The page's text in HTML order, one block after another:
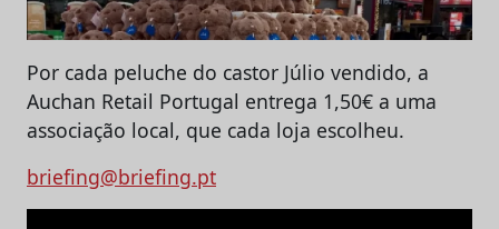
Por cada peluche do castor Júlio vendido, a
Auchan Retail Portugal entrega 1,50€ a uma
associação local, que cada loja escolheu.
briefing@briefing.pt